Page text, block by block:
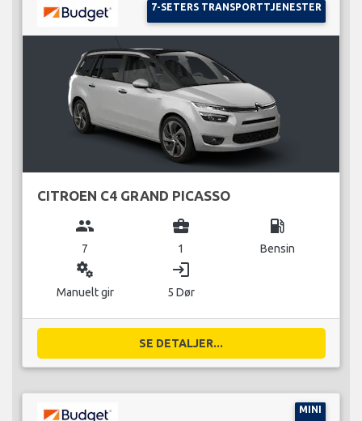
7-SETERS TRANSPORTTJENESTER
CITROEN C4 GRAND PICASSO
group
7
business_center
1
local_gas_station
Bensin
miscellaneous_services
Manuelt gir
login
5 Dør
SE DETALJER...
MINI